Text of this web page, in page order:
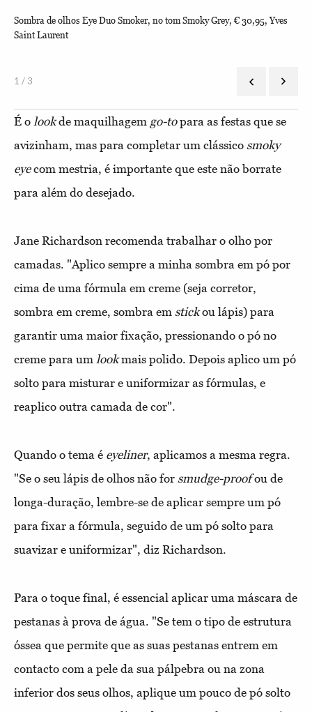
Sombra de olhos Eye Duo Smoker, no tom Smoky Grey, € 30,95, Yves
Saint Laurent
1 / 3
É o lookde maquilhagem go-topara as festas que se
avizinham, mas para completar um clássico smoky
eyecom mestria, é importante que este não borrate
para além do desejado.
Jane Richardson recomenda trabalhar o olho por
camadas. "Aplico sempre a minha sombra em pó por
cima de uma fórmula em creme (seja corretor,
sombra em creme, sombra em stickou lápis) para
garantir uma maior fixação, pressionando o pó no
creme para um lookmais polido. Depois aplico um pó
solto para misturar e uniformizar as fórmulas, e
reaplico outra camada de cor".
Quando o tema é eyeliner, aplicamos a mesma regra.
"Se o seu lápis de olhos não for smudge-proofou de
longa-duração, lembre-se de aplicar sempre um pó
para fixar a fórmula, seguido de um pó solto para
suavizar e uniformizar", diz Richardson.
Para o toque final, é essencial aplicar uma máscara de
pestanas à prova de água. "Se tem o tipo de estrutura
óssea que permite que as suas pestanas entrem em
contacto com a pele da sua pálpebra ou na zona
inferior dos seus olhos, aplique um pouco de pó solto